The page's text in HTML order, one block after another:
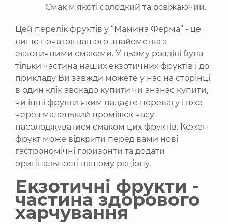
Смак м'якоті солодкий та освіжаючий.
Цей перелік фруктів у “Мамина Ферма” - це
лише початок вашого знайомства з
екзотичними смаками. У цьому розділі була
тільки частина наших екзотичних фруктів і до
прикладу Ви завжди можете у нас на сторінці
в один клік авокадо купити чи ананас купити,
чи інші фрукти яким надаєте перевагу і вже
через маленький проміжок часу
насолоджуватися смаком цих фруктів. Кожен
фрукт може відкрити перед вами нові
гастрономічні горизонти та додати
оригінальності вашому раціону.
Екзотичні фрукти -
частина здорового
харчування